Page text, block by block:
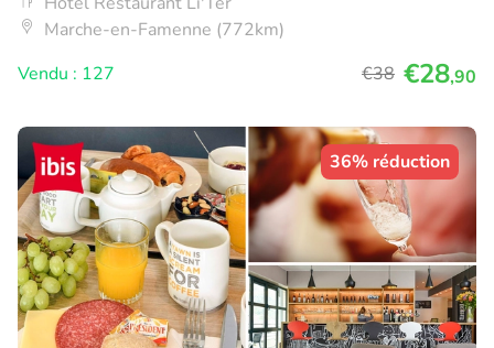
Marche-en-Famenne (772km)
Vendu : 127
€38 €28,90
36% réduction